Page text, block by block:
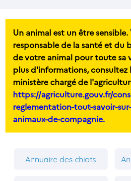
Un animal est un être sensible.
responsable de la santé et du
de votre animal pour toute sa
plus d'informations, consultez
ministère chargé de
https://agriculture.gouv.fr/
reglementation-tout-savoir-
animaux-de-compagnie.
Annuaire des chiots